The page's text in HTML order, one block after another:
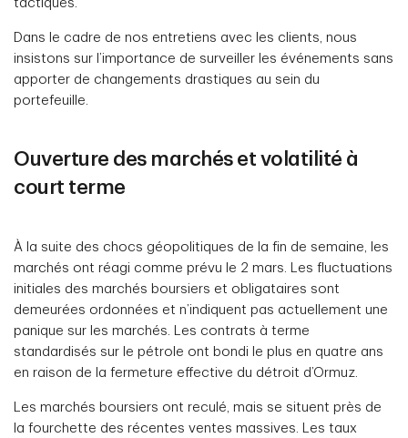
tactiques.
Dans le cadre de nos entretiens avec les clients, nous
insistons sur l’importance de surveiller les événements sans
apporter de changements drastiques au sein du
portefeuille.
Ouverture des marchés et volatilité à
court terme
À la suite des chocs géopolitiques de la fin de semaine, les
marchés ont réagi comme prévu le 2 mars. Les fluctuations
initiales des marchés boursiers et obligataires sont
demeurées ordonnées et n’indiquent pas actuellement une
panique sur les marchés. Les contrats à terme
standardisés sur le pétrole ont bondi le plus en quatre ans
en raison de la fermeture effective du détroit d’Ormuz.
Les marchés boursiers ont reculé, mais se situent près de
la fourchette des récentes ventes massives. Les taux